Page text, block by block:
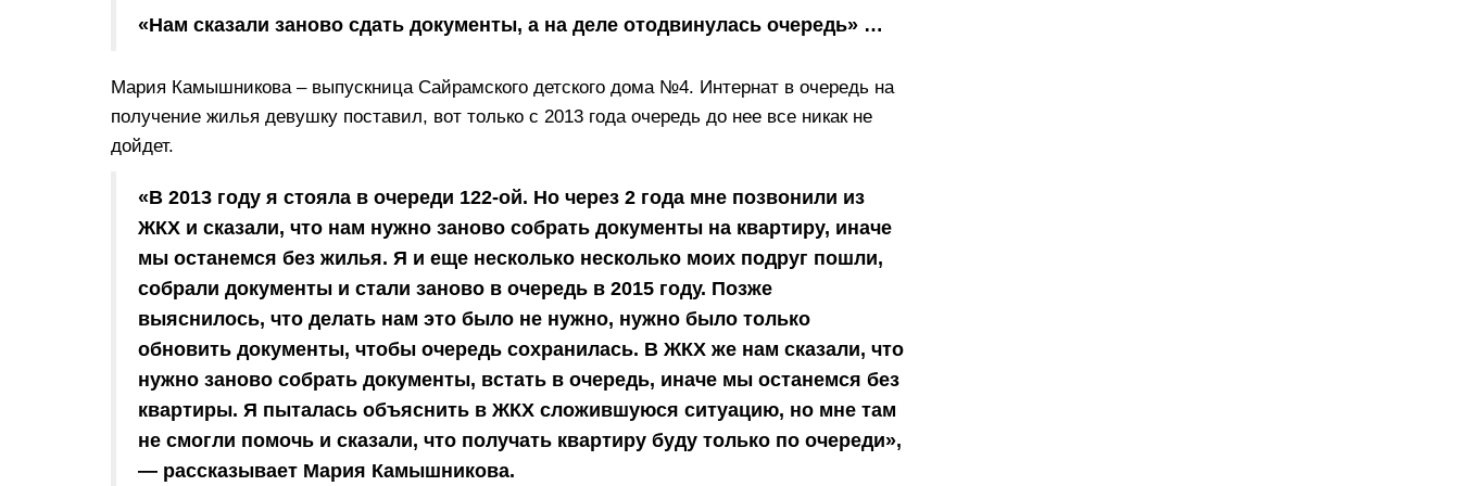
«Нам сказали заново сдать документы, а на деле отодвинулась очередь» …
Мария Камышникова – выпускница Сайрамского детского дома №4. Интернат в очередь на
получение жилья девушку поставил, вот только с 2013 года очередь до нее все никак не
дойдет.
«В 2013 году я стояла в очереди 122-ой. Но через 2 года мне позвонили из
ЖКХ и сказали, что нам нужно заново собрать документы на квартиру, иначе
мы останемся без жилья. Я и еще несколько несколько моих подруг пошли,
собрали документы и стали заново в очередь в 2015 году. Позже
выяснилось, что делать нам это было не нужно, нужно было только
обновить документы, чтобы очередь сохранилась. В ЖКХ же нам сказали, что
нужно заново собрать документы, встать в очередь, иначе мы останемся без
квартиры. Я пыталась объяснить в ЖКХ сложившуюся ситуацию, но мне там
не смогли помочь и сказали, что получать квартиру буду только по очереди»,
— рассказывает Мария Камышникова.